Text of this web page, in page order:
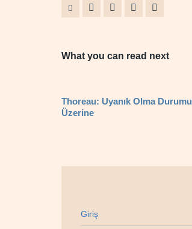
What you can read next
Thoreau: Uyanık Olma Durumu
Üzerine
Giriş